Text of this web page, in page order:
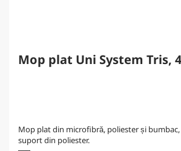
Mop plat Uni System Tris,
Mop plat din microfibră, poliester și
suport din poliester.